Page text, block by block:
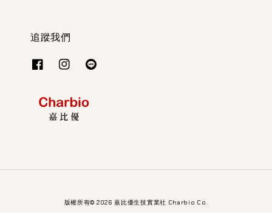
追蹤我們
版權所有© 2026 嘉比優生技實業社 Charbio Co.